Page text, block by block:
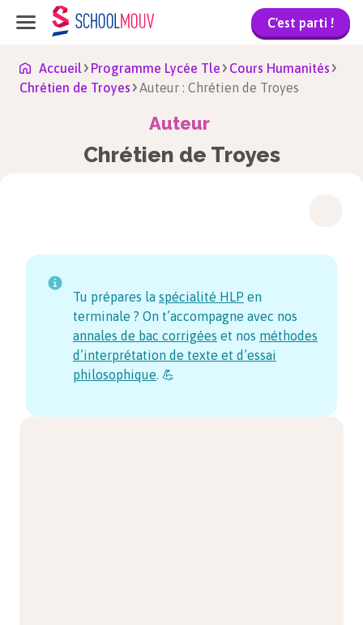
C'est parti !
Accueil Programme Lycée Tle
Cours Humanités
Chrétien de Troyes
Auteur : Chrétien de Troyes
Auteur
Chrétien de Troyes
Tu prépares la spécialité HLP en
terminale ? On t’accompagne avec nos
annales de bac corrigées et nos méthodes
d’interprétation de texte et d’essai
philosophique. 💪